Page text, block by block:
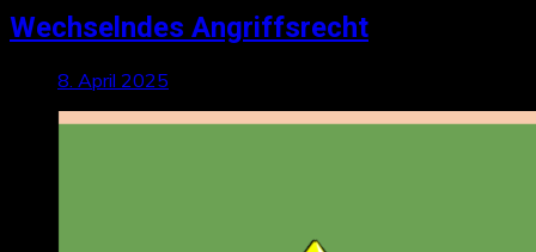
Wechselndes Angriffsrecht
8. April 2025